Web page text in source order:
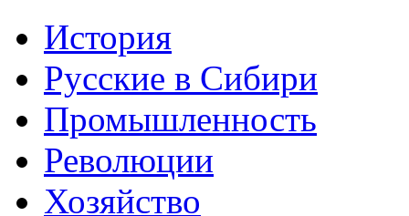
История
Русские в Сибири
Промышленность
Революции
Хозяйство